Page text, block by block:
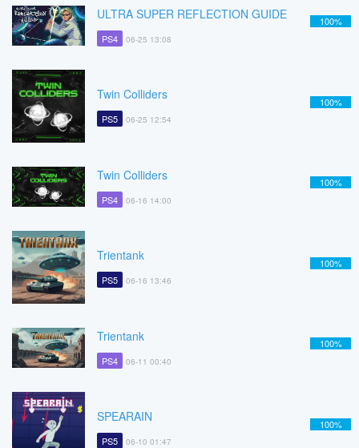
ULTRA SUPER REFLECTION GUIDE
PS4 06-25 13:08
100%
Twin Colliders
PS5 06-25 12:54
100%
Twin Colliders
PS4 06-16 14:00
100%
Trientank
PS5 06-16 13:46
100%
Trientank
PS4 06-11 00:40
100%
SPEARAIN
PS5 06-10 01:47
100%